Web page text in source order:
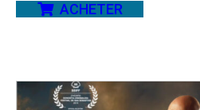
ACHETER